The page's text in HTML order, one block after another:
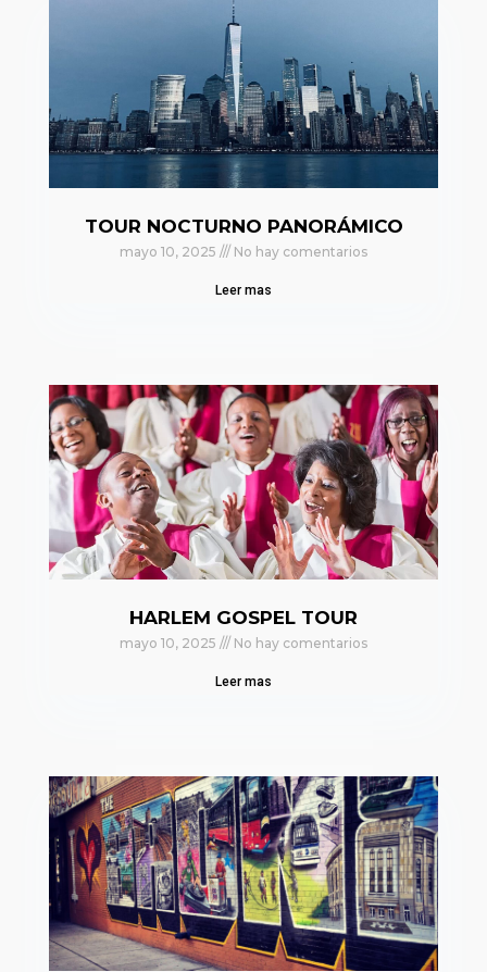
TOUR NOCTURNO PANORÁMICO
mayo 10, 2025 No hay comentarios
Leer mas
HARLEM GOSPEL TOUR
mayo 10, 2025 No hay comentarios
Leer mas